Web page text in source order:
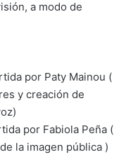
a modo de
por Paty Mainou (
y creación de
por Fabiola Peña (
la imagen pública )